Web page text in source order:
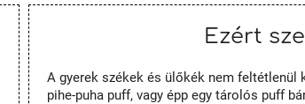
Ezért
A gyerek székek és ülőkék nem feltétlenül
pihe-puha puff, vagy épp egy tárolós puff